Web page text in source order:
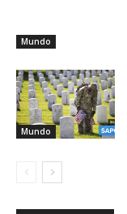
Mundo
Mundo